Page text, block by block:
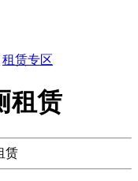
租赁专区
租赁